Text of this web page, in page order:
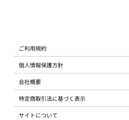
ご利用規約
個人情報保護方針
会社概要
特定商取引法に基づく表示
サイトについて